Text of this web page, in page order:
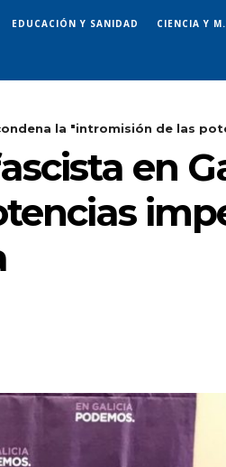
EDUCACIÓN Y SANIDAD CIENCIA Y
la "intromisión de las
en